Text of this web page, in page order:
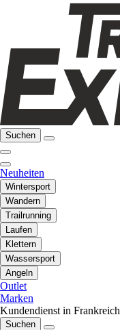
Suchen
Neuheiten
Wintersport
Wandern
Trailrunning
Laufen
Klettern
Wassersport
Angeln
Outlet
Marken
Kundendienst in Frankreich
Suchen